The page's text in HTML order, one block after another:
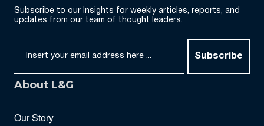
Subscribe to our Insights for weekly articles, reports, and
updates from our team of thought leaders.
Subscribe
About L&G
Our Story